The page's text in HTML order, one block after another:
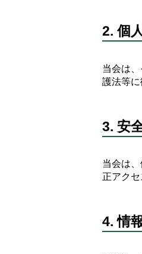
2. 個
当会は
護法等に
3. 安
当会は
正アク
4. 情